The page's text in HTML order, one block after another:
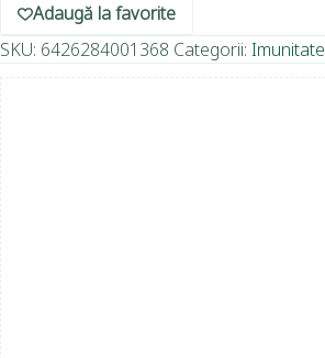
Adaugă la favorite
SKU: 6426284001368 Categorii: Imunitate